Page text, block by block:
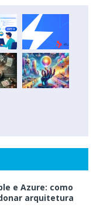
e Azure: como
arquitetura